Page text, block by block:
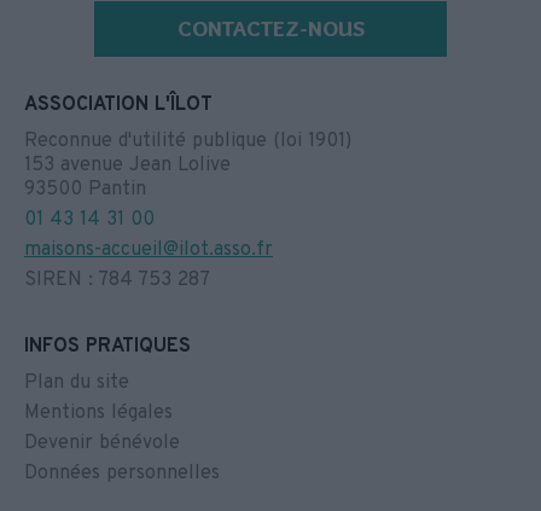
CONTACTEZ-NOUS
ASSOCIATION L'ÎLOT
Reconnue d'utilité publique (loi 1901)
153 avenue Jean Lolive
93500 Pantin
01 43 14 31 00
maisons-accueil@ilot.asso.fr
SIREN : 784 753 287
INFOS PRATIQUES
Plan du site
Mentions légales
Devenir bénévole
Données personnelles